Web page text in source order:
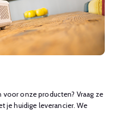
onze producten? Vraag ze
je huidige leverancier. We